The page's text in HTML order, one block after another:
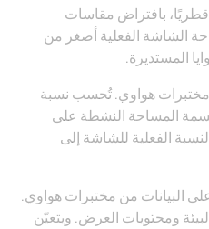
8.8 بوصات قطريًا، بافتراض مقاسات
الشاشة الفعلية أصغر من
المستديرة.
مختبرات هواوي. تُحسب نسبة
المساحة النشطة على
الفعلية للشاشة إلى
البيانات من مختبرات هواوي.
ومحتويات العرض. ويتعيّن